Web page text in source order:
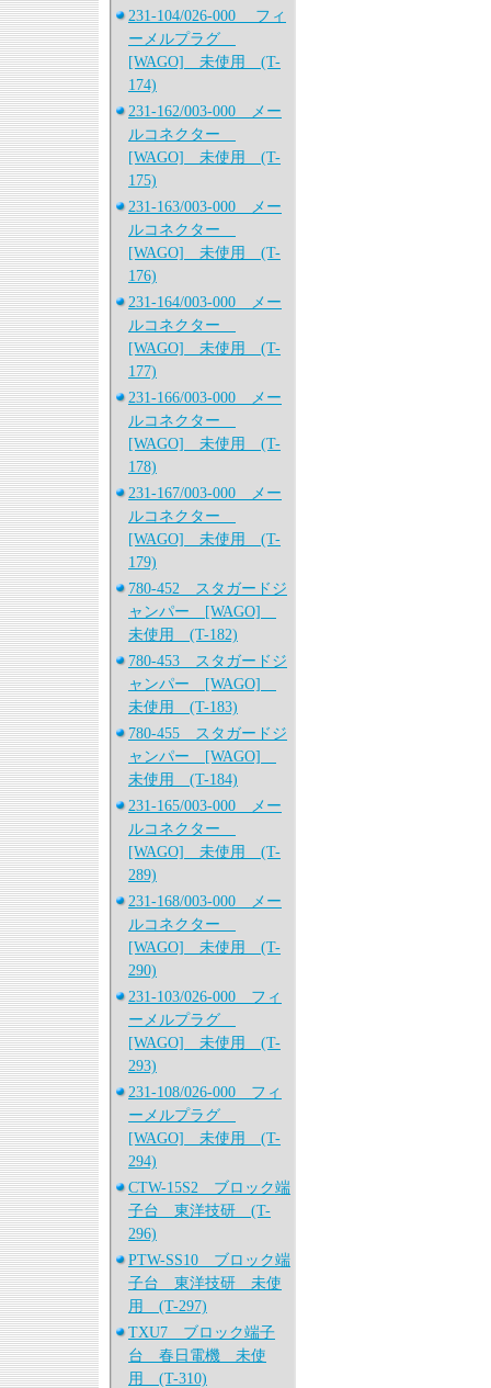
231-104/026-000 フィ
ーメルプラグ
[WAGO] 未使用 (T-
174)
231-162/003-000 メー
ルコネクター
[WAGO] 未使用 (T-
175)
231-163/003-000 メー
ルコネクター
[WAGO] 未使用 (T-
176)
231-164/003-000 メー
ルコネクター
[WAGO] 未使用 (T-
177)
231-166/003-000 メー
ルコネクター
[WAGO] 未使用 (T-
178)
231-167/003-000 メー
ルコネクター
[WAGO] 未使用 (T-
179)
780-452 スタガードジ
ャンパー [WAGO]
未使用 (T-182)
780-453 スタガードジ
ャンパー [WAGO]
未使用 (T-183)
780-455 スタガードジ
ャンパー [WAGO]
未使用 (T-184)
231-165/003-000 メー
ルコネクター
[WAGO] 未使用 (T-
289)
231-168/003-000 メー
ルコネクター
[WAGO] 未使用 (T-
290)
231-103/026-000 フィ
ーメルプラグ
[WAGO] 未使用 (T-
293)
231-108/026-000 フィ
ーメルプラグ
[WAGO] 未使用 (T-
294)
CTW-15S2 ブロック端
子台 東洋技研 (T-
296)
PTW-SS10 ブロック端
子台 東洋技研 未使
用 (T-297)
TXU7 ブロック端子
台 春日電機 未使
用 (T-310)